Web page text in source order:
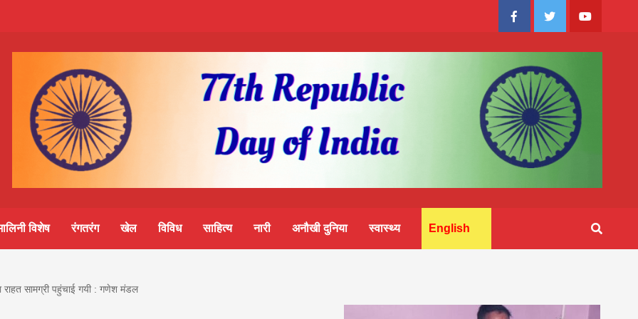
FacebookTwitter Youtube
विशेष रंगतरंग खेल विविध साहित्य नारी अनौखी दुनिया स्वास्थ्य English
राहत सामग्री पहुंचाई गयी : गणेश मंडल